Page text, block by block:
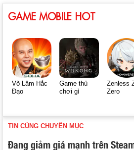
GAME MOBILE HOT
Võ Lâm Hắc
Đạo
Game thủ
chơi gì
Zenless
Zero
TIN CÙNG CHUYÊN MỤC
Đang giảm giá mạnh trên